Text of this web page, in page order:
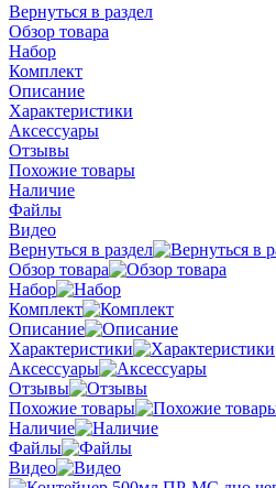
Вернуться в раздел
Обзор товара
Набор
Комплект
Описание
Характеристики
Аксессуары
Отзывы
Похожие товары
Наличие
Файлы
Видео
Вернуться в раздел
Обзор товара
Набор
Комплект
Описание
Характеристики
Аксессуары
Отзывы
Похожие товары
Наличие
Файлы
Видео